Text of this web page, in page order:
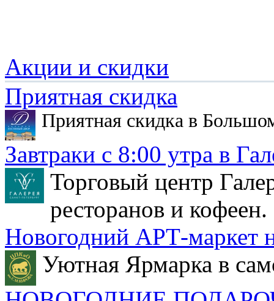
Акции и скидки
Приятная скидка
Приятная скидка в
Завтраки с 8:00 утра в
Торговый центр
ресторанов и кофеен.
Новогодний АРТ-маркет
Уютная Ярмарка в